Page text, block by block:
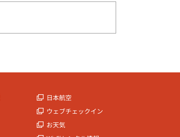
日本航空
ウェブチェックイン
お天気